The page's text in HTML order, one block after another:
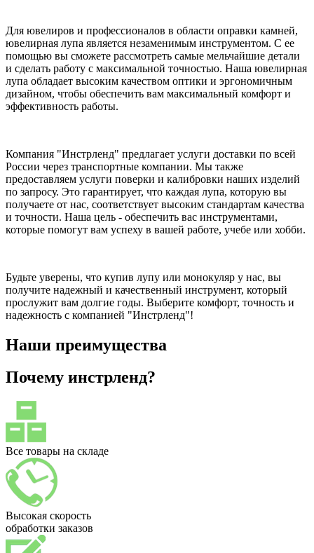
Для ювелиров и профессионалов в области оправки камней,
ювелирная лупа является незаменимым инструментом. С ее
помощью вы сможете рассмотреть самые мельчайшие детали
и сделать работу с максимальной точностью. Наша ювелирная
лупа обладает высоким качеством оптики и эргономичным
дизайном, чтобы обеспечить вам максимальный комфорт и
эффективность работы.
Компания "Инстрленд" предлагает услуги доставки по всей
России через транспортные компании. Мы также
предоставляем услуги поверки и калибровки наших изделий
по запросу. Это гарантирует, что каждая лупа, которую вы
получаете от нас, соответствует высоким стандартам качества
и точности. Наша цель - обеспечить вас инструментами,
которые помогут вам успеху в вашей работе, учебе или хобби.
Будьте уверены, что купив лупу или монокуляр у нас, вы
получите надежный и качественный инструмент, который
прослужит вам долгие годы. Выберите комфорт, точность и
надежность с компанией "Инстрленд"!
Наши преимущества
Почему инстрленд?
Все товары на складе
Высокая скорость
обработки заказов